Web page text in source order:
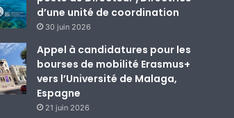
d’une unité de coordination
30 juin 2026
Appel à candidatures pour les
bourses de mobilité Erasmus+
vers l’Université de Malaga,
Espagne
21 juin 2026